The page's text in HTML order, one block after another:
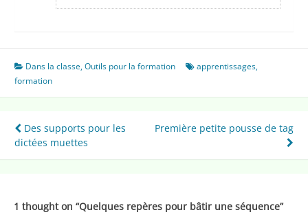
Dans la classe,Outils pour la formation apprentissages,
formation
Navigation
de
Des supports pour les
dictées muettes
Première petite pousse de tag
1 thought on “Quelques repères pour bâtir une séquence”